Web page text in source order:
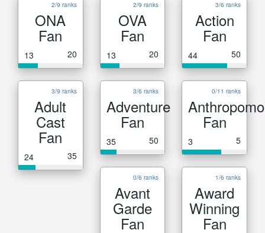
2/9 ranks
ONA
Fan
13 20
2/9 ranks
OVA
Fan
13 20
3/6 ranks
Action
Fan
44 50
3/9 ranks
Adult
Cast
Fan
24 35
3/6 ranks
Adventure
Fan
35 50
0/11 ranks
Fan
3 5
0/6 ranks
Avant
Garde
Fan
1/6 ranks
Award
Winning
Fan